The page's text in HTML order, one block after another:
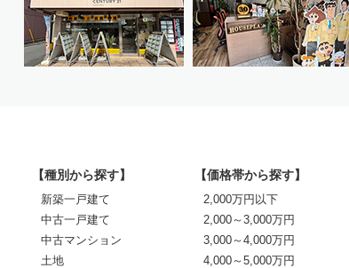
【種別から探す】
新築一戸建て
中古一戸建て
中古マンション
土地
【価格帯から探す】
2,000万円以下
2,000～3,000万円
3,000～4,000万円
4,000～5,000万円